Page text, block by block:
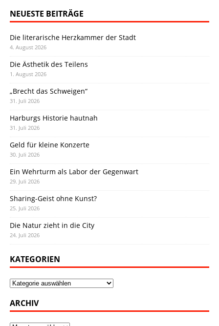
NEUESTE BEITRÄGE
Die literarische Herzkammer der Stadt
4. August 2026
Die Ästhetik des Teilens
1. August 2026
„Brecht das Schweigen“
31. Juli 2026
Harburgs Historie hautnah
31. Juli 2026
Geld für kleine Konzerte
30. Juli 2026
Ein Wehrturm als Labor der Gegenwart
29. Juli 2026
Sharing-Geist ohne Kunst?
25. Juli 2026
Die Natur zieht in die City
24. Juli 2026
KATEGORIEN
Kategorien
ARCHIV